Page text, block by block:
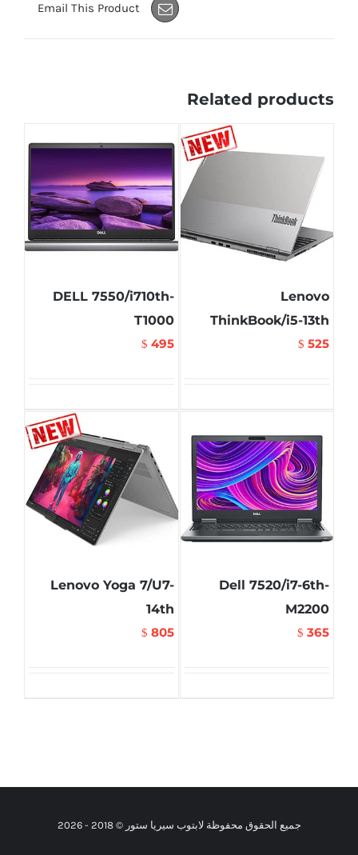
Email This Product
Related products
Lenovo
ThinkBook/i5-13th
$ 525
DELL 7550/i710th-
T1000
$ 495
Dell 7520/i7-6th-
M2200
$ 365
Lenovo Yoga 7/U7-
14th
$ 805
جميع الحقوق محفوظة لابتوب سيريا ستور © 2018 - 2026